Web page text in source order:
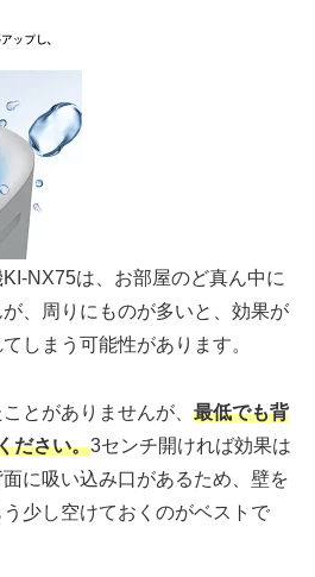
NX75は、お部屋のど真ん中に
、周りにものが多いと、効果が
しまう可能性があります。
とがありませんが、 最低でも背
ださい。3センチ開ければ効果は
に吸い込み口があるため、壁を
少し空けておくのがベストで